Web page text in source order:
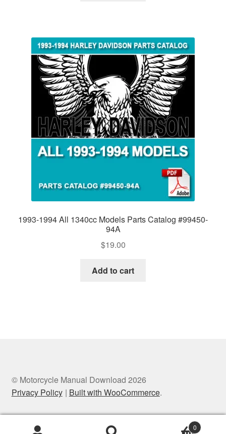
1993-1994 All 1340cc Models Parts Catalog #99450-
94A
$19.00
Add to cart
© Motorcycle Manual Download 2026
Privacy Policy
Built with WooCommerce.
0